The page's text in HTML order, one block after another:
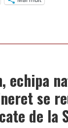
echipa
se
de la